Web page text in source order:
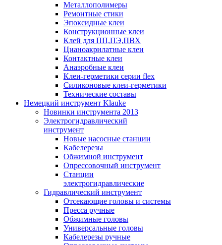
Металлополимеры
Ремонтные стики
Эпоксидные клеи
Конструкционные клеи
Клей для ПП,ПЭ,ПВХ
Цианоакрилатные клеи
Контактные клеи
Анаэробные клеи
Клеи-герметики серии flex
Силиконовые клеи-герметики
Технические составы
Немецкий инструмент Klauke
Новинки инструмента 2013
Электрогидравлический
инструмент
Новые насосные станции
Кабелерезы
Обжимной инструмент
Опрессовочный инструмент
Станции
электрогидравлические
Гидравлический инструмент
Отсекающие головы и системы
Пресса ручные
Обжимные головы
Универсальные головы
Кабелерезы ручные